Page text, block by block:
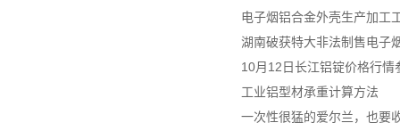
电子烟铝合金外壳生产加工
湖南破获特大非法制售电子
10月12日长江铝锭价格行情
工业铝型材承重计算方法
一次性很猛的爱尔兰，也要